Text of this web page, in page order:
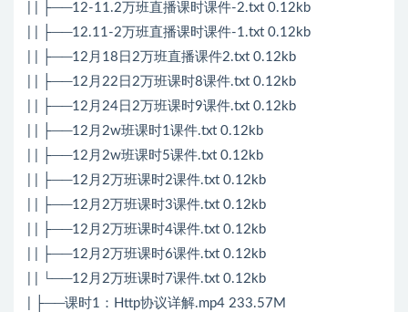
| | ├──12-11.2万班直播课时课件-2.txt 0.12kb
| | ├──12.11-2万班直播课时课件-1.txt 0.12kb
| | ├──12月18日2万班直播课件2.txt 0.12kb
| | ├──12月22日2万班课时8课件.txt 0.12kb
| | ├──12月24日2万班课时9课件.txt 0.12kb
| | ├──12月2w班课时1课件.txt 0.12kb
| | ├──12月2w班课时5课件.txt 0.12kb
| | ├──12月2万班课时2课件.txt 0.12kb
| | ├──12月2万班课时3课件.txt 0.12kb
| | ├──12月2万班课时4课件.txt 0.12kb
| | ├──12月2万班课时6课件.txt 0.12kb
| | └──12月2万班课时7课件.txt 0.12kb
| ├──课时1：Http协议详解.mp4 233.57M